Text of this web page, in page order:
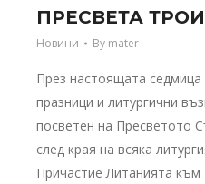
ПРЕСВЕТА
Новини By mater
През настоящата седмица
празници и литургични
посветен на Пресветото
след края на всяка
Причастие Литанията